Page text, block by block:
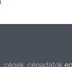
cégek, cégadatok